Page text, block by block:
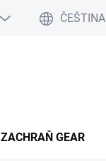
ČEŠTINA
ZACHRAŇ GEAR